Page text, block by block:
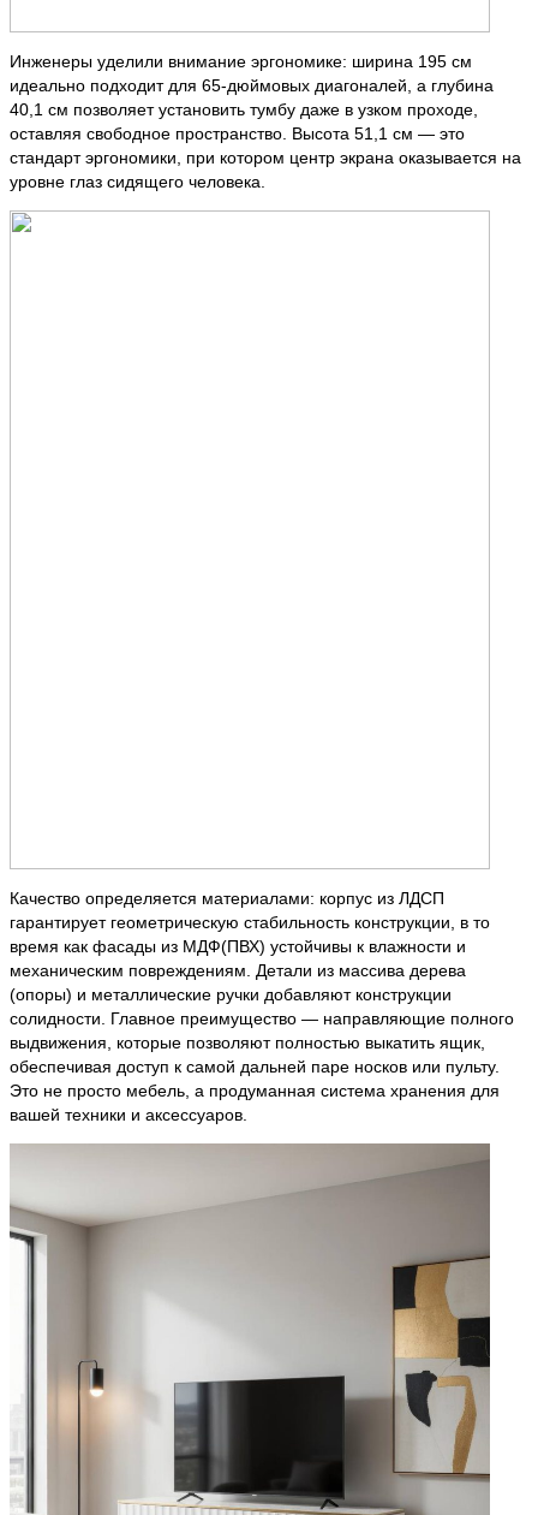
Инженеры уделили внимание эргономике: ширина 195 см
идеально подходит для 65-дюймовых диагоналей, а глубина
40,1 см позволяет установить тумбу даже в узком проходе,
оставляя свободное пространство. Высота 51,1 см — это
стандарт эргономики, при котором центр экрана оказывается на
уровне глаз сидящего человека.
Качество определяется материалами: корпус из ЛДСП
гарантирует геометрическую стабильность конструкции, в то
время как фасады из МДФ(ПВХ) устойчивы к влажности и
механическим повреждениям. Детали из массива дерева
(опоры) и металлические ручки добавляют конструкции
солидности. Главное преимущество — направляющие полного
выдвижения, которые позволяют полностью выкатить ящик,
обеспечивая доступ к самой дальней паре носков или пульту.
Это не просто мебель, а продуманная система хранения для
вашей техники и аксессуаров.